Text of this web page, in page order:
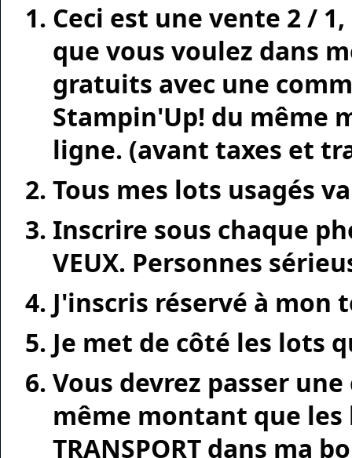
Ceci est une vente 2 /
que vous voulez dans
gratuits avec une
Stampin'Up! du même
ligne. (avant taxes et
Tous mes lots usagés
Inscrire sous chaque
VEUX. Personnes
J'inscris réservé à mon
Je met de côté les lots
Vous devrez passer
même montant que les
TRANSPORT dans ma